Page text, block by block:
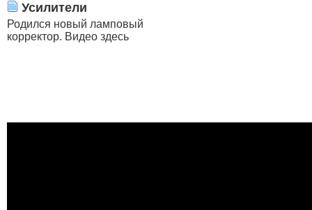
Усилители
Родился новый ламповый
корректор. Видео здесь